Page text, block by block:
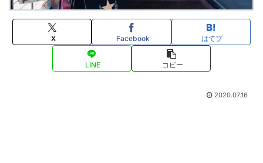
X Facebook はてブ
LINE コピー
2020.07.16